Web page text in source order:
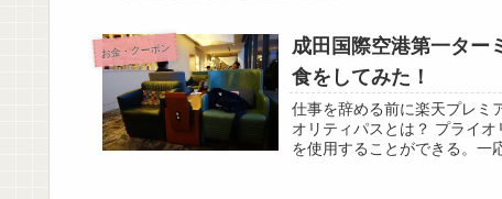
お金・クーポン
成田国際空港第一ター
食をしてみた！
仕事を辞める前に楽天プレミ
オリティパスとは？ プライ
を使用することができる。一